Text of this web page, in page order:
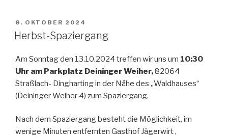
VERÖFFENTLICHT
AM
8. OKTOBER 2024
Herbst-Spaziergang
Am Sonntag den 13.10.2024 treffen wir uns um 10:30
Uhr am Parkplatz Deininger Weiher,82064
Straßlach- Dingharting in der Nähe des „Waldhauses“
(Deininger Weiher 4) zum Spaziergang.
Nach dem Spaziergang besteht die Möglichkeit, im
wenige Minuten entfernten Gasthof Jägerwirt ,